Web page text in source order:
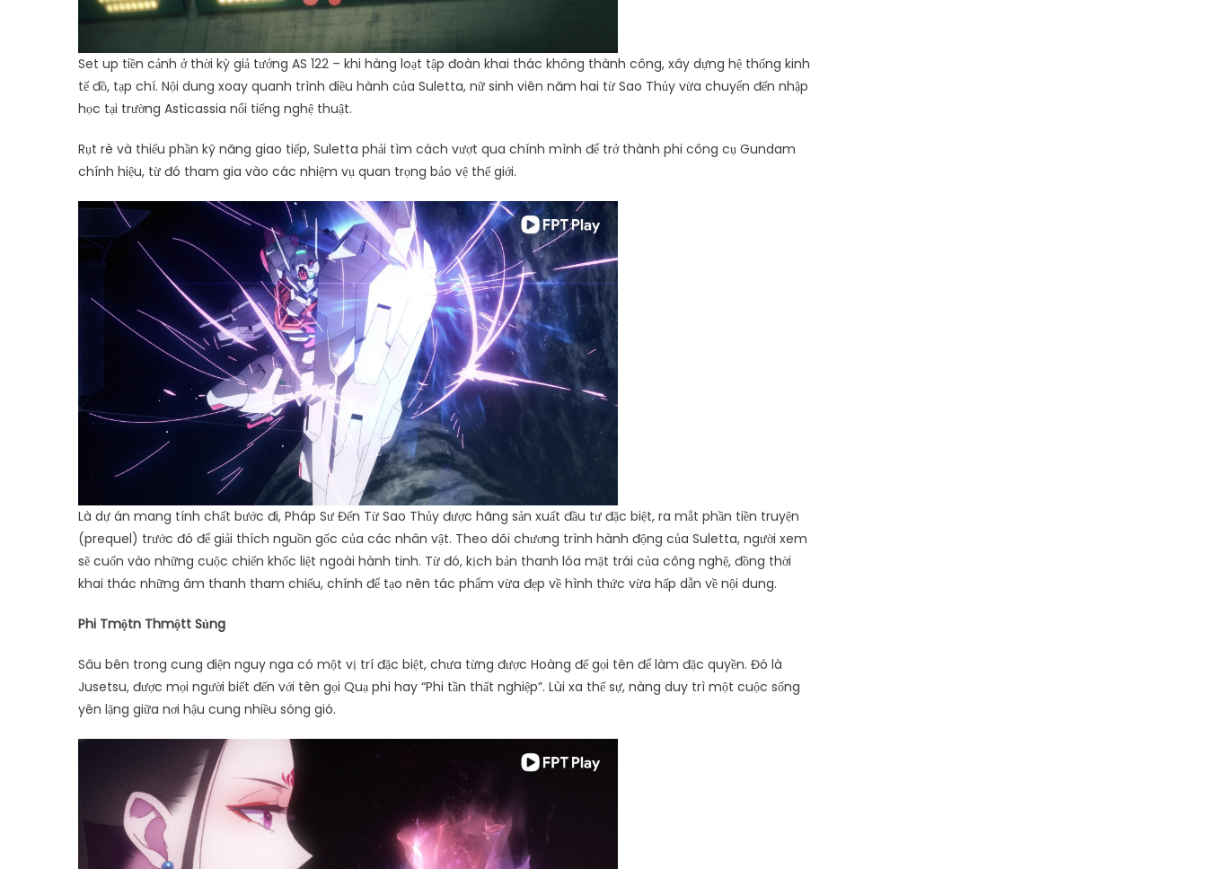
Set up tiền cảnh ở thời kỳ giả tưởng AS 122 – khi hàng loạt tập đoàn khai thác không thành công, xây dựng hệ thống kinh
tế đồ, tạp chí. Nội dung xoay quanh trình điều hành của Suletta, nữ sinh viên năm hai từ Sao Thủy vừa chuyển đến nhập
học tại trường Asticassia nổi tiếng nghệ thuật.
Rụt rè và thiếu phần kỹ năng giao tiếp, Suletta phải tìm cách vượt qua chính mình để trở thành phi công cụ Gundam
chính hiệu, từ đó tham gia vào các nhiệm vụ quan trọng bảo vệ thế giới.
Là dự án mang tính chất bước đi, Pháp Sư Đến Từ Sao Thủy được hãng sản xuất đầu tư đặc biệt, ra mắt phần tiền truyện
(prequel) trước đó để giải thích nguồn gốc của các nhân vật. Theo dõi chương trình hành động của Suletta, người xem
sẽ cuốn vào những cuộc chiến khốc liệt ngoài hành tinh. Từ đó, kịch bản thanh lóa mặt trái của công nghệ, đồng thời
khai thác những âm thanh tham chiếu, chính để tạo nên tác phẩm vừa đẹp về hình thức vừa hấp dẫn về nội dung.
Phi Tmộtn Thmộtt Sủng
Sâu bên trong cung điện nguy nga có một vị trí đặc biệt, chưa từng được Hoàng đế gọi tên để làm đặc quyền. Đó là
Jusetsu, được mọi người biết đến với tên gọi Quạ phi hay “Phi tần thất nghiệp”. Lùi xa thế sự, nàng duy trì một cuộc sống
yên lặng giữa nơi hậu cung nhiều sóng gió.